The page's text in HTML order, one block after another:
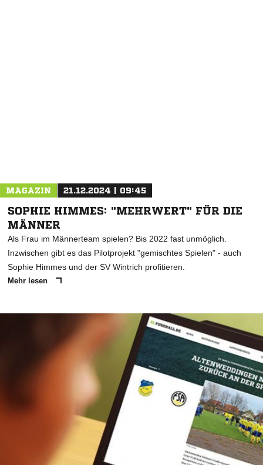
MAGAZIN 21.12.2024 | 09:45
SOPHIE HIMMES: "MEHRWERT" FÜR DIE
MÄNNER
Als Frau im Männerteam spielen? Bis 2022 fast unmöglich.
Inzwischen gibt es das Pilotprojekt "gemischtes Spielen" - auch
Sophie Himmes und der SV Wintrich profitieren.
Mehr lesen